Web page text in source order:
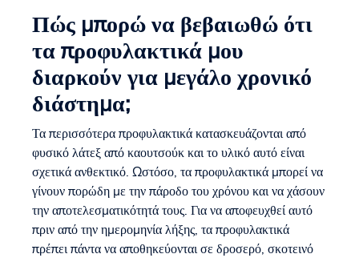
Πώς μπορώ να βεβαιωθώ ότι
τα προφυλακτικά μου
διαρκούν για μεγάλο χρονικό
διάστημα;
Τα περισσότερα προφυλακτικά κατασκευάζονται από
φυσικό λάτεξ από καουτσούκ και το υλικό αυτό είναι
σχετικά ανθεκτικό. Ωστόσο, τα προφυλακτικά μπορεί να
γίνουν πορώδη με την πάροδο του χρόνου και να χάσουν
την αποτελεσματικότητά τους. Για να αποφευχθεί αυτό
πριν από την ημερομηνία λήξης, τα προφυλακτικά
πρέπει πάντα να αποθηκεύονται σε δροσερό, σκοτεινό